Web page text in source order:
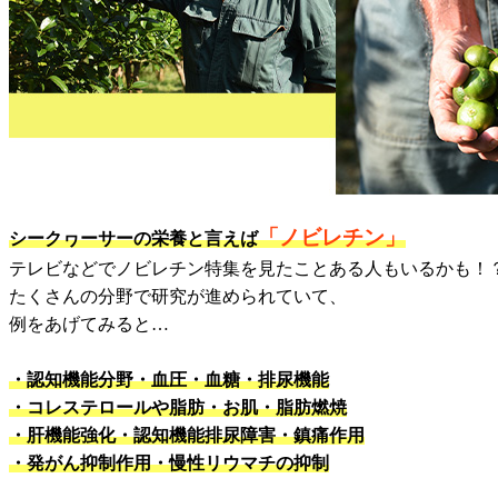
シークヮーサーの栄養と言えば「ノビレチン」
テレビなどでノビレチン特集を見たことある人もいるかも！
たくさんの分野で研究が進められていて、
例をあげてみると…
・認知機能分野・血圧・血糖・排尿機能
・コレステロールや脂肪・お肌・脂肪燃焼
・肝機能強化・認知機能排尿障害・鎮痛作用
・発がん抑制作用・慢性リウマチの抑制